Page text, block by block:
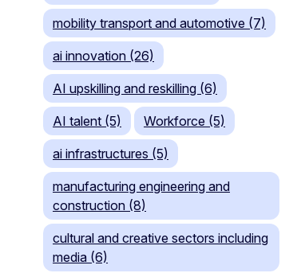
mobility transport and automotive (7)
ai innovation (26)
AI upskilling and reskilling (6)
AI talent (5) Workforce (5)
ai infrastructures (5)
manufacturing engineering and
construction (8)
cultural and creative sectors including
media (6)